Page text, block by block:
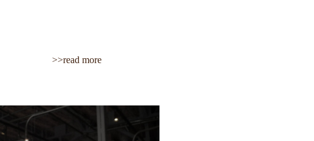
>>read more